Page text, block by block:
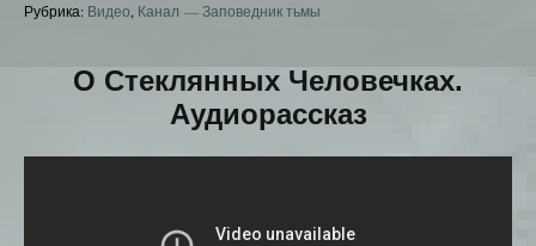
Рубрика: Видео Канал — Заповедник тьмы
О Стеклянных Человечках.
Аудиорассказ